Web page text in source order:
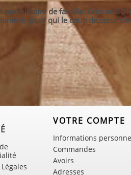
une histoire de famille. Créé en
pour qui le coup de cœur
VOTRE COMPTE
Informations
Commandes
Avoirs
Adresses